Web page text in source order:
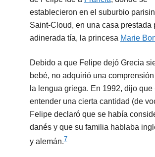
establecieron en el suburbio
Saint-Cloud, en una casa prestada
adinerada tía, la princesa Marie
Debido a que Felipe dejó Grecia
bebé, no adquirió una
la lengua griega. En 1992, dijo que
entender una cierta cantidad (de
Felipe declaró que se había
danés y que su familia hablaba
y alemán.7